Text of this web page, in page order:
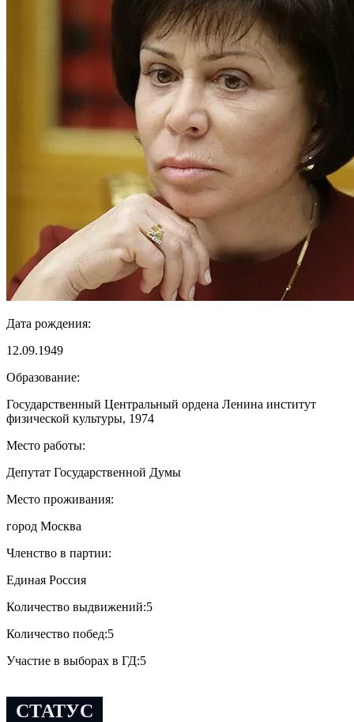
Дата рождения:
12.09.1949
Образование:
Государственный Центральный ордена Ленина институт
физической культуры, 1974
Место работы:
Депутат Государственной Думы
Место проживания:
город Москва
Членство в партии:
Единая Россия
Количество выдвижений:5
Количество побед:5
Участие в выборах в ГД:5
СТАТУС